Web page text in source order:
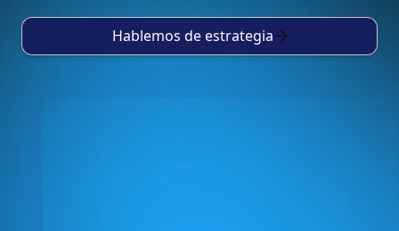
Hablemos de estrategia